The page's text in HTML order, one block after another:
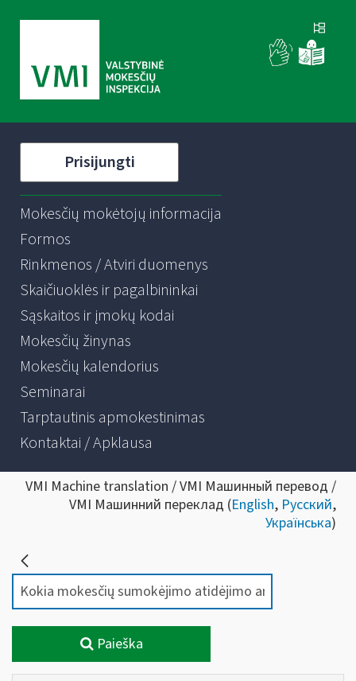
Prisijungti
Mokesčių mokėtojų informacija
Formos
Rinkmenos / Atviri duomenys
Skaičiuoklės ir pagalbininkai
Sąskaitos ir įmokų kodai
Mokesčių žinynas
Mokesčių kalendorius
Seminarai
Tarptautinis apmokestinimas
Kontaktai / Apklausa
VMI Machine translation / VMI Машинный перевод /
VMI Машинний переклад (English, Русский,
Українська)
Paieška